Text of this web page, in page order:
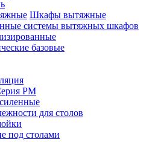
Шкафы вытяжные
системы вытяжных шкафов
базовые
РМ
для столов
под столами